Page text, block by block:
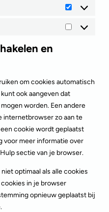
en
om cookies automatisch
ook aangeven dat
worden. Een andere
internetbrowser zo aan te
cookie wordt geplaatst
voor meer informatie over
sectie van je browser.
optimaal als alle cookies
in je browser
opnieuw geplaatst bij